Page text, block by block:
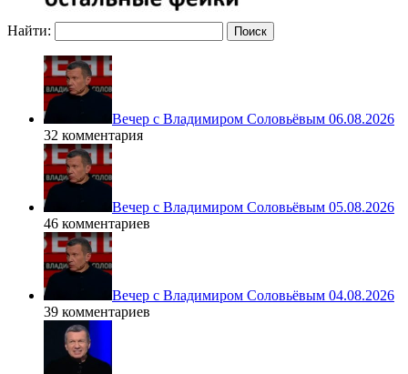
Найти:
Вечер с Владимиром Соловьёвым 06.08.2026
32 комментария
Вечер с Владимиром Соловьёвым 05.08.2026
46 комментариев
Вечер с Владимиром Соловьёвым 04.08.2026
39 комментариев